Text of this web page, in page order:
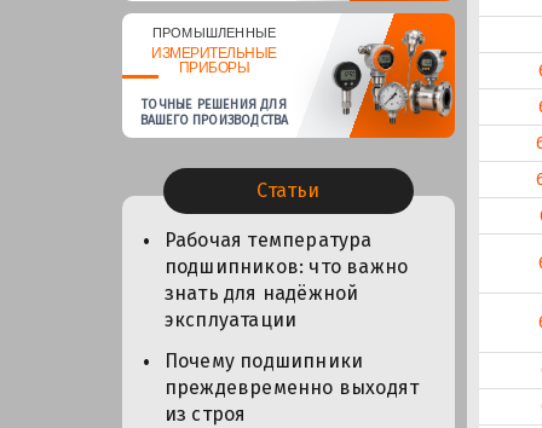
ПРОМЫШЛЕННЫЕ
ИЗМЕРИТЕЛЬНЫЕ
ПРИБОРЫ
ТОЧНЫЕ РЕШЕНИЯ ДЛЯ
ВАШЕГО ПРОИЗВОДСТВА
Статьи
Рабочая температура
подшипников: что важно
знать для надёжной
эксплуатации
Почему подшипники
преждевременно выходят
из строя